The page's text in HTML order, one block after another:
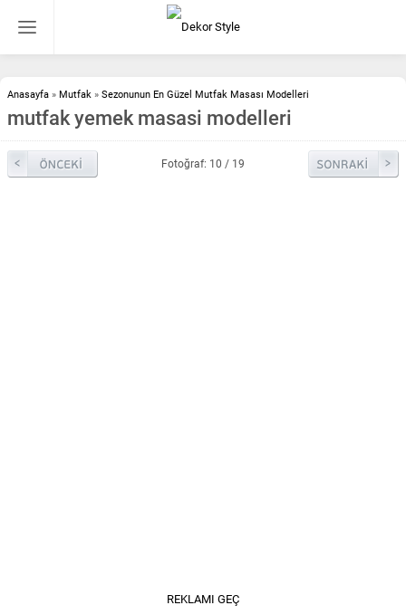
Anasayfa » Mutfak » Sezonunun En Güzel Mutfak Masası Modelleri
mutfak yemek masasi modelleri
Fotoğraf: 10 / 19
REKLAMI GEÇ